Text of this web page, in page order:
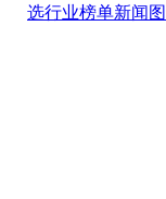
选行业榜单新闻